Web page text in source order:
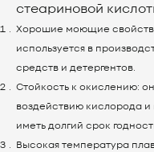
стеариновой
Хорошие моющие
используется в
средств и детергентов.
Стойкость к окислению:
воздействию кислорода и
иметь долгий срок
Высокая температура